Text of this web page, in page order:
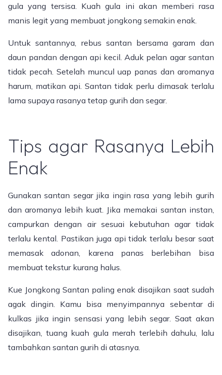
gula yang tersisa. Kuah gula ini akan memberi rasa
manis legit yang membuat jongkong semakin enak.
Untuk santannya, rebus santan bersama garam dan
daun pandan dengan api kecil. Aduk pelan agar santan
tidak pecah. Setelah muncul uap panas dan aromanya
harum, matikan api. Santan tidak perlu dimasak terlalu
lama supaya rasanya tetap gurih dan segar.
Tips agar Rasanya Lebih
Enak
Gunakan santan segar jika ingin rasa yang lebih gurih
dan aromanya lebih kuat. Jika memakai santan instan,
campurkan dengan air sesuai kebutuhan agar tidak
terlalu kental. Pastikan juga api tidak terlalu besar saat
memasak adonan, karena panas berlebihan bisa
membuat tekstur kurang halus.
Kue Jongkong Santan paling enak disajikan saat sudah
agak dingin. Kamu bisa menyimpannya sebentar di
kulkas jika ingin sensasi yang lebih segar. Saat akan
disajikan, tuang kuah gula merah terlebih dahulu, lalu
tambahkan santan gurih di atasnya.